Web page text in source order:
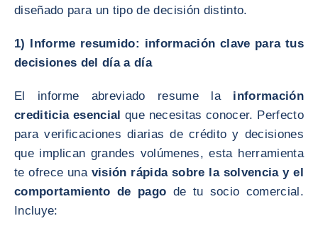
diseñado para un tipo de decisión distinto.
1) Informe resumido: información clave para tus
decisiones del día a día
El informe abreviado resume la información
crediticia esencial que necesitas conocer. Perfecto
para verificaciones diarias de crédito y decisiones
que implican grandes volúmenes, esta herramienta
te ofrece una visión rápida sobre la solvencia y el
comportamiento de pago de tu socio comercial.
Incluye: